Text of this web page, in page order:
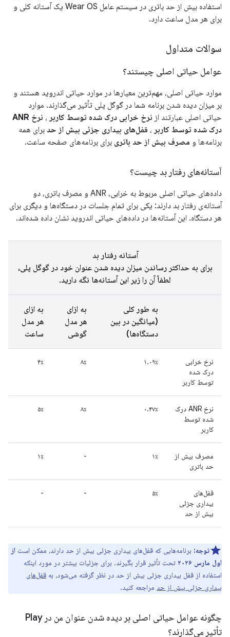
استفاده بیش از حد باتری در سیستم عامل Wear OS یک آستانه کلی و
برای هر مدل ساعت دارد.
سوالات متداول
عوامل حیاتی اصلی چیستند؟
موارد حیاتی اصلی، مهم‌ترین معیارها در موارد حیاتی اندروید هستند و
بر میزان دیده شدن برنامه شما در گوگل پلی تأثیر می‌گذارند. موارد
حیاتی اصلی عبارتند از نرخ خرابی درک شده توسط کاربر ،
نرخ ANR
درک شده توسط کاربر ، قفل‌های بیداری جزئی بیش از حد برای همه
برنامه‌ها و مصرف بیش از حد باتری برای برنامه‌های صفحه ساعت.
آستانه‌های رفتار بد چیست؟
داده‌های حیاتی اصلی مربوط به خرابی، ANR و مصرف باتری، دو
آستانه‌ی رفتار بد دارند: یکی برای تمام جلسات در دستگاه‌ها و دیگری برای
هر دستگاه. این آستانه‌ها در داده‌های حیاتی اندروید نشان داده شده‌اند.
آستانه رفتار بد
برای به حداکثر رساندن میزان دیده شدن عنوان خود در گوگل پلی،
لطفاً آن را زیر این آستانه‌ها نگه دارید.
به طور کلی
(میانگین در بین
دستگاه‌ها)
به ازای
هر مدل
گوشی
به ازای
هر مدل
ساعت
نرخ خرابی
درک شده
توسط کاربر
۱.۰۹٪ ۸٪ ۴٪
نرخ ANR درک
شده توسط
کاربر
۰.۴۷٪ ۸٪ ۵٪
مصرف بیش از
حد باتری
۱٪ - ۱٪
قفل‌های
بیداری جزئی
بیش از حد
۵٪ -
-
توجه: برنامه‌هایی که قفل‌های بیداری جزئی بیش از حد دارند، ممکن است از
اول مارس ۲۰۲۶
تحت تأثیر قرار بگیرند. برای جزئیات بیشتر در مورد اینکه
استفاده از قفل بیداری جزئی بیش از حد در نظر گرفته می‌شود، به قفل‌های
بیداری جزئی بیش از حد مراجعه کنید.
چگونه عوامل حیاتی اصلی بر دیده شدن عنوان من در Play
تأثیر می‌گذارند؟